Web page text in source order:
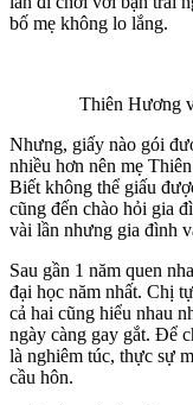
bố mẹ không lo lắng.
Thiên Hương
Nhưng, giấy nào gói
nhiều hơn nên mẹ
Biết không thể giấu
cũng đến chào hỏi gia
vài lần nhưng gia đình
Sau gần 1 năm quen
đại học năm nhất. Chị
cả hai cũng hiểu nhau
ngày càng gay gắt. Để
là nghiêm túc, thực sự
cầu hôn.